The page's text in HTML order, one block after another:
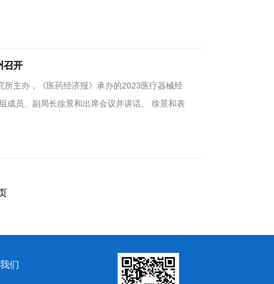
召开
主办，《医药经济报》承办的2023医疗器械经
成员、副局长徐景和出席会议并讲话。 徐景和表
们